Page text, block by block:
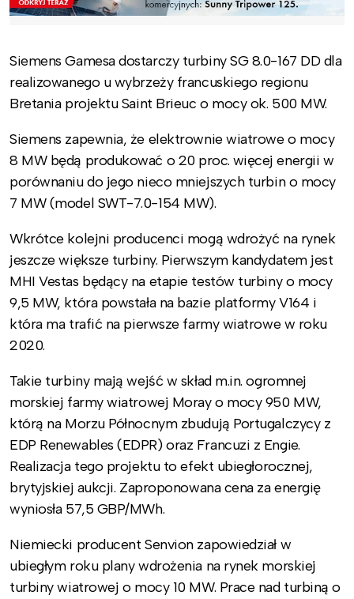
Siemens Gamesa dostarczy turbiny SG 8.0-167 DD dla
realizowanego u wybrzeży francuskiego regionu
Bretania projektu Saint Brieuc o mocy ok. 500 MW.
Siemens zapewnia, że elektrownie wiatrowe o mocy
8 MW będą produkować o 20 proc. więcej energii w
porównaniu do jego nieco mniejszych turbin o mocy
7 MW (model SWT-7.0-154 MW).
Wkrótce kolejni producenci mogą wdrożyć na rynek
jeszcze większe turbiny. Pierwszym kandydatem jest
MHI Vestas będący na etapie testów turbiny o mocy
9,5 MW, która powstała na bazie platformy V164 i
która ma trafić na pierwsze farmy wiatrowe w roku
2020.
Takie turbiny mają wejść w skład m.in. ogromnej
morskiej farmy wiatrowej Moray o mocy 950 MW,
którą na Morzu Północnym zbudują Portugalczycy z
EDP Renewables (EDPR) oraz Francuzi z Engie.
Realizacja tego projektu to efekt ubiegłorocznej,
brytyjskiej aukcji. Zaproponowana cena za energię
wyniosła 57,5 GBP/MWh.
Niemiecki producent Senvion zapowiedział w
ubiegłym roku plany wdrożenia na rynek morskiej
turbiny wiatrowej o mocy 10 MW. Prace nad turbiną o